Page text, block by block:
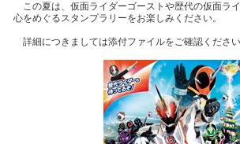
この夏は、仮面ライダーゴーストや歴代の仮面ラ
心をめぐるスタンプラリーをお楽しみください。
詳細につきましては添付ファイルをご確認ください